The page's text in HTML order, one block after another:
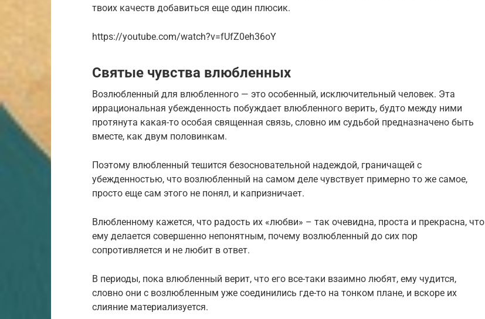
твоих качеств добавиться еще один плюсик.
https://youtube.com/watch?v=fUfZ0eh36oY
Святые чувства влюбленных
Возлюбленный для влюбленного — это особенный, исключительный человек. Эта
иррациональная убежденность побуждает влюбленного верить, будто между ними
протянута какая-то особая священная связь, словно им судьбой предназначено быть
вместе, как двум половинкам.
Поэтому влюбленный тешится безосновательной надеждой, граничащей с
убежденностью, что возлюбленный на самом деле чувствует примерно то же самое,
просто еще сам этого не понял, и капризничает.
Влюбленному кажется, что радость их «любви» – так очевидна, проста и прекрасна, что
ему делается совершенно непонятным, почему возлюбленный до сих пор
сопротивляется и не любит в ответ.
В периоды, пока влюбленный верит, что его все-таки взаимно любят, ему чудится,
словно они с возлюбленным уже соединились где-то на тонком плане, и вскоре их
слияние материализуется.